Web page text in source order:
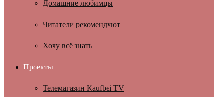
Домашние любимцы
Читатели рекомендуют
Хочу всё знать
Проекты
Телемагазин Kaufbei TV